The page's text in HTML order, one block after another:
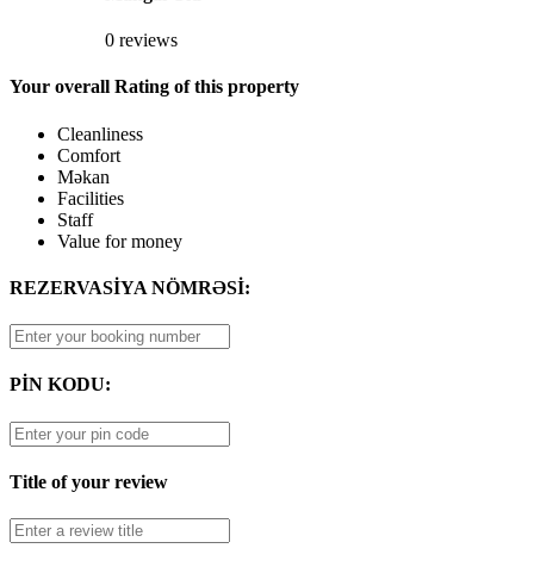
0 reviews
Your overall Rating of this property
Cleanliness
Comfort
Məkan
Facilities
Staff
Value for money
REZERVASİYA NÖMRƏSİ:
PİN KODU:
Title of your review